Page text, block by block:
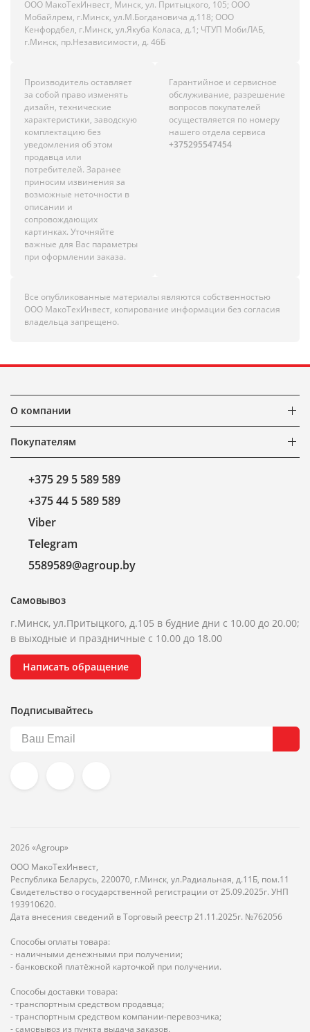
ООО МакоТехИнвест, Минск, ул. Притыцкого, 105; ООО
Мобайлрем, г.Минск, ул.М.Богдановича д.118; ООО
Кенфордбел, г.Минск, ул.Якуба Коласа, д.1; ЧТУП МобиЛАБ,
г.Минск, пр.Независимости, д. 46Б
Производитель оставляет
за собой право изменять
дизайн, технические
характеристики, заводскую
комплектацию без
уведомления об этом
продавца или
потребителей. Заранее
приносим извинения за
возможные неточности в
описании и
сопровождающих
картинках. Уточняйте
важные для Вас параметры
при оформлении заказа.
Гарантийное и сервисное
обслуживание, разрешение
вопросов покупателей
осуществляется по номеру
нашего отдела сервиса
+375295547454
Все опубликованные материалы являются собственностью
ООО МакоТехИнвест, копирование информации без согласия
владельца запрещено.
О компании
Покупателям
+375 29 5 589 589
+375 44 5 589 589
Viber
Telegram
5589589@agroup.by
Самовывоз
г.Минск, ул.Притыцкого, д.105 в будние дни с 10.00 до 20.00;
в выходные и праздничные с 10.00 до 18.00
Написать обращение
Подписывайтесь
2026 «Agroup»
ООО МакоТехИнвест,
Республика Беларусь, 220070, г.Минск, ул.Радиальная, д.11Б, пом.11
Свидетельство о государственной регистрации от 25.09.2025г. УНП
193910620.
Дата внесения сведений в Торговый реестр 21.11.2025г. №762056
Способы оплаты товара:
- наличными денежными при получении;
- банковской платёжной карточкой при получении.
Способы доставки товара:
- транспортным средством продавца;
- транспортным средством компании-перевозчика;
- самовывоз из пункта выдача заказов.